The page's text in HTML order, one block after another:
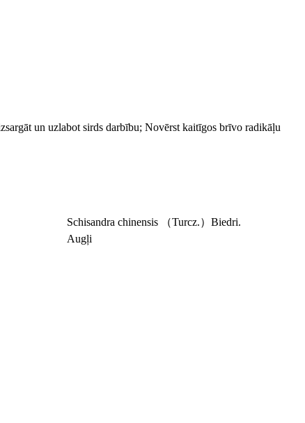
un uzlabot sirds darbību; Novērst kaitīgos brīvo radikāļu
Schisandra chinensis （Turcz.）Biedri.
Augļi